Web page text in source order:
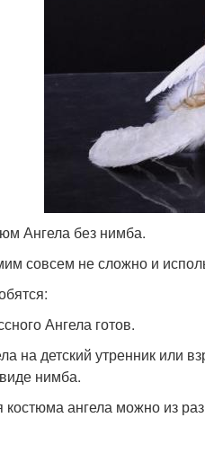
Ангела без нимба.
совсем не сложно и
Ангела готов.
на детский утренник или
нимба.
ангела можно из